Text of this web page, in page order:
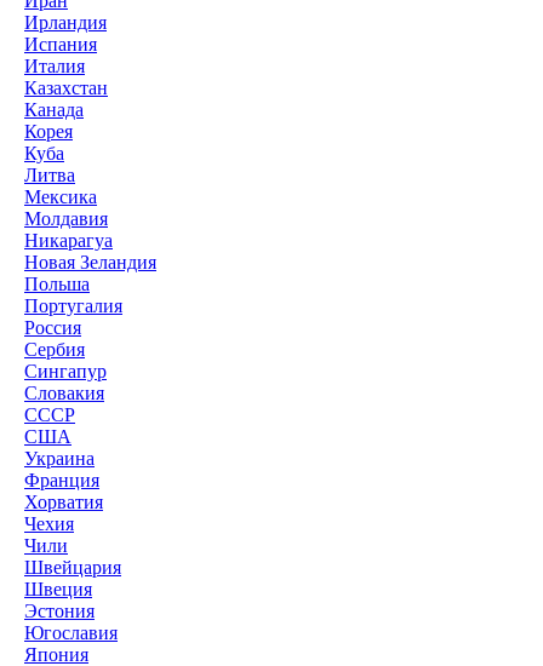
Ирландия
Испания
Италия
Казахстан
Канада
Корея
Куба
Литва
Мексика
Молдавия
Никарагуа
Новая Зеландия
Польша
Португалия
Россия
Сербия
Сингапур
Словакия
СССР
США
Украина
Франция
Хорватия
Чехия
Чили
Швейцария
Швеция
Эстония
Югославия
Япония